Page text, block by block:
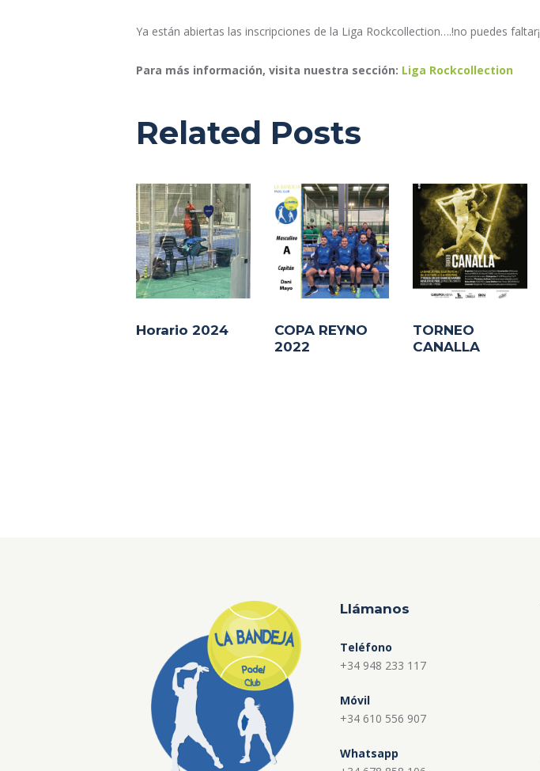
Ya están abiertas las inscripciones de la Liga Rockcollection….!no puedes faltar¡
Para más información, visita nuestra sección: Liga Rockcollection
Related Posts
Horario 2024
COPA REYNO
2022
TORNEO
CANALLA
Llámanos
Teléfono
+34 948 233 117
Móvil
+34 610 556 907
Whatsapp